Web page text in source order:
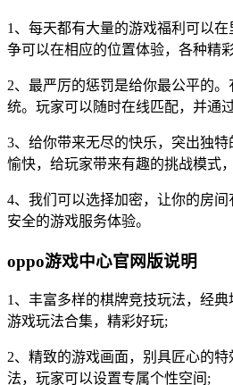
1、每天都有大量的游戏福利可以
争可以在相应的位置体验，各种精
2、最严厉的惩罚是给你最公平的
统。玩家可以随时在线匹配，并通
3、给你带来无尽的快乐，突出独
愉快，给玩家带来有趣的挑战模式
4、我们可以选择加密，让你的房
安全的游戏服务体验。
oppo游戏中心官网版说明
1、丰富多样的棋牌竞技玩法，经
游戏玩法合集，精彩好玩;
2、精致的游戏画面，别具匠心的
法，玩家可以设置专属个性空间;